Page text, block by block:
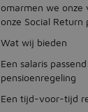
omarmen we onze
onze Social Return
Wat wij bieden
Een salaris
pensioenregeling
Een tijd-voor-tijd